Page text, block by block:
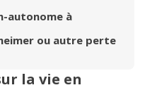
autonome à
ou autre perte
la vie en